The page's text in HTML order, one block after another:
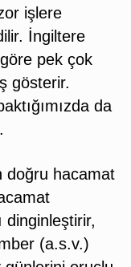
işlere
İngiltere
pek çok
gösterir.
da
doğru hacamat
dinginleştirir,
(a.s.v.)